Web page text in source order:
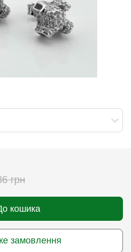
грн
кошика
замовлення